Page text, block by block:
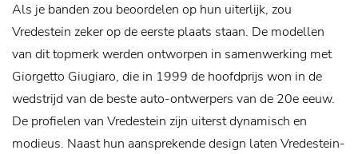
Als je banden zou beoordelen op hun uiterlijk, zou
Vredestein zeker op de eerste plaats staan. De modellen
van dit topmerk werden ontworpen in samenwerking met
Giorgetto Giugiaro, die in 1999 de hoofdprijs won in de
wedstrijd van de beste auto-ontwerpers van de 20e eeuw.
De profielen van Vredestein zijn uiterst dynamisch en
modieus. Naast hun aansprekende design laten Vredestein-